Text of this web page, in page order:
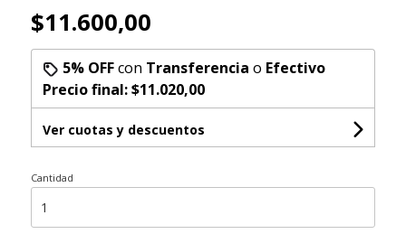
$11.600,00
5% OFFcon Transferencia o Efectivo
Precio final:$11.020,00
Ver cuotas y descuentos
Cantidad